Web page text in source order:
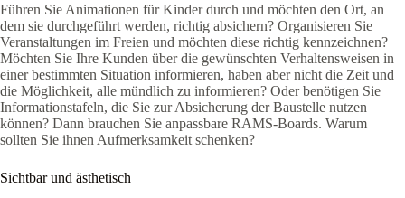
Führen Sie Animationen für Kinder durch und möchten den Ort, an
dem sie durchgeführt werden, richtig absichern? Organisieren Sie
Veranstaltungen im Freien und möchten diese richtig kennzeichnen?
Möchten Sie Ihre Kunden über die gewünschten Verhaltensweisen in
einer bestimmten Situation informieren, haben aber nicht die Zeit und
die Möglichkeit, alle mündlich zu informieren? Oder benötigen Sie
Informationstafeln, die Sie zur Absicherung der Baustelle nutzen
können? Dann brauchen Sie anpassbare RAMS-Boards. Warum
sollten Sie ihnen Aufmerksamkeit schenken?
Sichtbar und ästhetisch